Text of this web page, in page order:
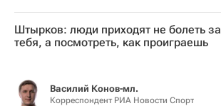
Штырков: люди приходят не болеть за
тебя, а посмотреть, как проиграешь
Василий Конов-мл.
Корреспондент РИА Новости Спорт